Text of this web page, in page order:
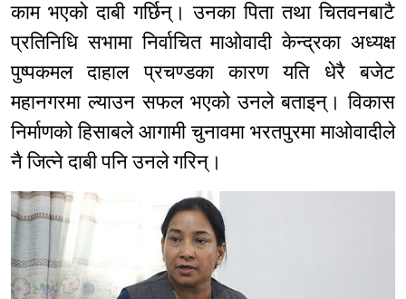
काम भएको दाबी गर्छिन्। उनका पिता तथा चितवनबाटै
प्रतिनिधि सभामा निर्वाचित माओवादी केन्द्रका अध्यक्ष
पुष्पकमल दाहाल प्रचण्डका कारण यति धेरै बजेट
महानगरमा ल्याउन सफल भएको उनले बताइन्। विकास
निर्माणको हिसाबले आगामी चुनावमा भरतपुरमा माओवादीले
नै जित्ने दाबी पनि उनले गरिन्।